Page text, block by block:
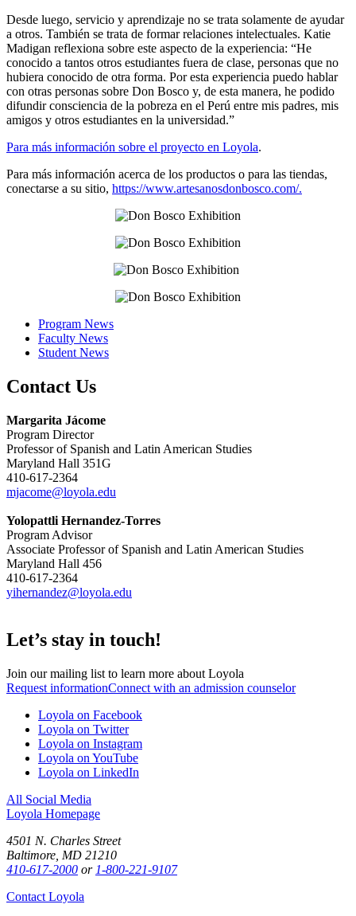
Desde luego, servicio y aprendizaje no se trata solamente de ayudar
a otros. También se trata de formar relaciones intelectuales. Katie
Madigan reflexiona sobre este aspecto de la experiencia: “He
conocido a tantos otros estudiantes fuera de clase, personas que no
hubiera conocido de otra forma. Por esta experiencia puedo hablar
con otras personas sobre Don Bosco y, de esta manera, he podido
difundir consciencia de la pobreza en el Perú entre mis padres, mis
amigos y otros estudiantes en la universidad.”
Para más información sobre el proyecto en Loyola.
Para más información acerca de los productos o para las tiendas,
conectarse a su sitio, https://www.artesanosdonbosco.com/.
Program News
Faculty News
Student News
Contact Us
Margarita Jácome
Program Director
Professor of Spanish and Latin American Studies
Maryland Hall 351G
410-617-2364
mjacome@loyola.edu
Yolopattli Hernandez-Torres
Program Advisor
Associate Professor of Spanish and Latin American Studies
Maryland Hall 456
410-617-2364
yihernandez@loyola.edu
Let’s stay in touch!
Join our mailing list to learn more about Loyola
Request informationConnect with an admission counselor
Loyola on Facebook
Loyola on Twitter
Loyola on Instagram
Loyola on YouTube
Loyola on LinkedIn
All Social Media
Loyola Homepage
4501 N. Charles Street
Baltimore, MD 21210
410-617-2000 or 1-800-221-9107
Contact Loyola